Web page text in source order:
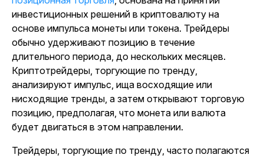
инвестиционных решений в криптовалюту на
основе импульса монеты или токена. Трейдеры
обычно удерживают позицию в течение
длительного периода, до нескольких месяцев.
Криптотрейдеры, торгующие по тренду,
анализируют импульс, ища восходящие или
нисходящие тренды, а затем открывают торговую
позицию, предполагая, что монета или валюта
будет двигаться в этом направлении.
Трейдеры, торгующие по тренду, часто полагаются